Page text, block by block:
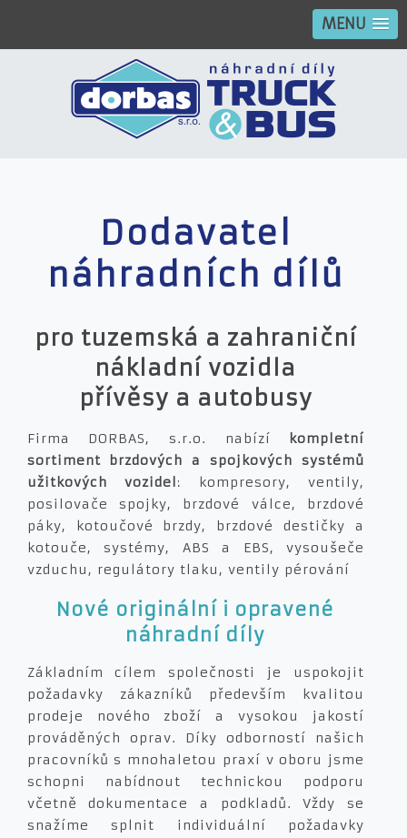
MENU
Dodavatel
náhradních dílů
pro tuzemská a zahraniční
nákladní vozidla
přívěsy a autobusy
Firma DORBAS, s.r.o. nabízí
kompletní
sortiment brzdových a spojkových systémů
užitkových vozidel : kompresory, ventily,
posilovače spojky, brzdové válce, brzdové
páky, kotoučové brzdy, brzdové destičky a
kotouče, systémy, ABS a EBS, vysoušeče
vzduchu, regulátory tlaku, ventily pérování
Nové originální i opravené
náhradní díly
Základním cílem společnosti je uspokojit
požadavky zákazníků především kvalitou
prodeje nového zboží a vysokou jakostí
prováděných oprav. Díky odborností našich
pracovníků s mnohaletou praxí v oboru jsme
schopni nabídnout technickou podporu
včetně dokumentace a podkladů. Vždy se
snažíme splnit individuální požadavky